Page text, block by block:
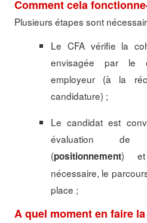
Comment cela
Plusieurs étapes sont
Le CFA vérifie la
envisagée par le
employeur (à la
candidature) ;
Le candidat est
évaluation de
(positionnement) et
nécessaire, le
place ;
A quel moment en faire